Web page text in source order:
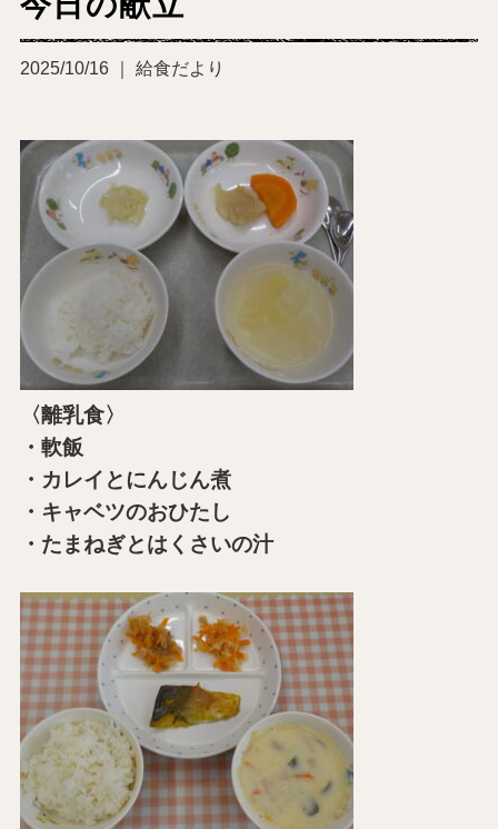
2025/10/16 ｜ 給食だより
〈離乳食〉
・軟飯
・カレイとにんじん煮
・キャベツのおひたし
・たまねぎとはくさいの汁